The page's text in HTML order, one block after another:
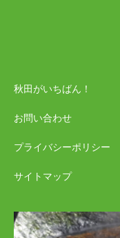
秋田がいちばん！
お問い合わせ
プライバシーポリシー
サイトマップ